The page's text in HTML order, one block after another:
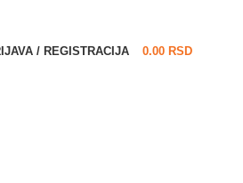
/ REGISTRACIJA 0.00 RSD